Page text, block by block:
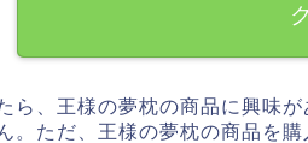
ら、王様の夢枕の商品に興味
。ただ、王様の夢枕の商品を